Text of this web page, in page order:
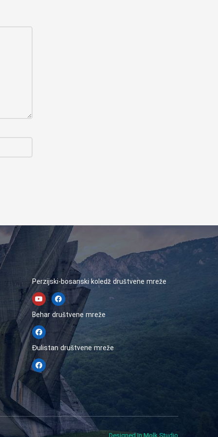
Perzijski-bosanski koledž društvene mreže
Behar društvene mreže
Đulistan društvene mreže